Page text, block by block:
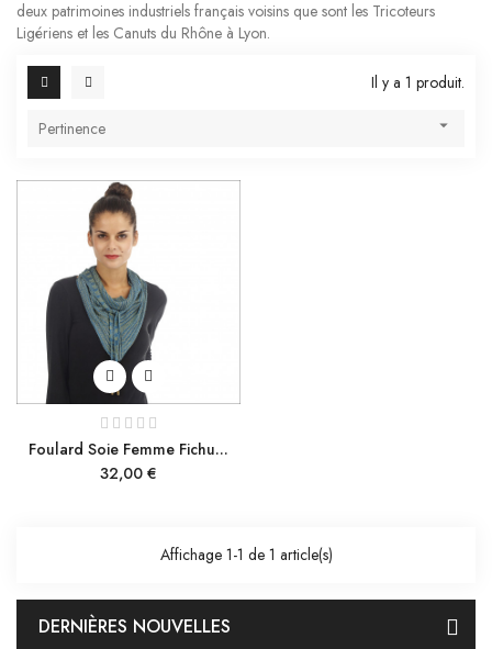
deux patrimoines industriels français voisins que sont les Tricoteurs
Ligériens et les Canuts du Rhône à Lyon.
Il y a 1 produit.
Pertinence 
Foulard Soie Femme Fichu...
Prix
32,00 €
Affichage 1-1 de 1 article(s)
DERNIÈRES NOUVELLES